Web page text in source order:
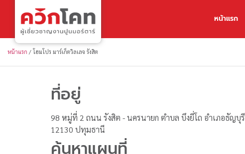
หน้าแรก
หน้าแรก / โฮมโปร มาร์เก็ตวิลเลจ รังสิต
ที่อยู่
98 หมู่ที่ 2 ถนน รังสิต - นครนายก ตำบล บึงยี่โถ อำเภอธัญบุรี
12130 ปทุมธานี
ค้นหาแผนที่